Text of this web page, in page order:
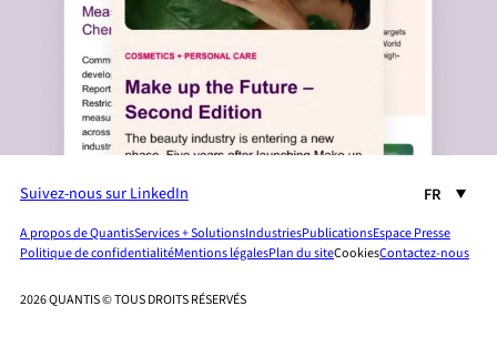
Suivez-nous sur LinkedIn FR
A propos de QuantisServices + SolutionsIndustriesPublicationsEspace Presse
Politique de confidentialitéMentions légalesPlan du siteCookiesContactez-nous
2026 QUANTIS © TOUS DROITS RÉSERVÉS